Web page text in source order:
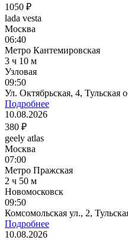
1050 ₽
lada vesta
Москва
06:40
Метро Кантемировская
3 ч 10 м
Узловая
09:50
Ул. Октябрьская, 4, Тульская
Подробнее
10.08.2026
380 ₽
geely atlas
Москва
07:00
Метро Пражская
2 ч 50 м
Новомосковск
09:50
Комсомольская ул., 2,
Подробнее
10.08.2026